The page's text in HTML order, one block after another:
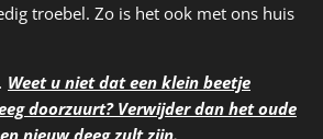
troebel. Zo is het ook met ons huis
Weet u niet dat een klein beetje
doorzuurt? Verwijder dan het oude
nieuw deeg zult zijn.